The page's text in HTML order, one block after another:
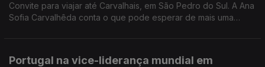
Convite para viajar até Carvalhais, em São Pedro do Sul. A Ana
Sofia Carvalhêda conta o que pode esperar de mais uma
Portugal na vice-liderança mundial em